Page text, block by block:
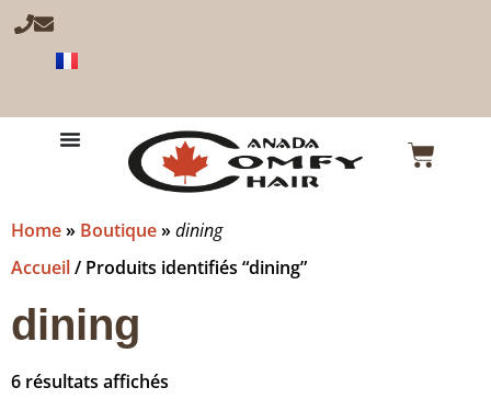
Home» Boutique»dining
Accueil/ Produits identifiés “dining”
dining
6 résultats affichés